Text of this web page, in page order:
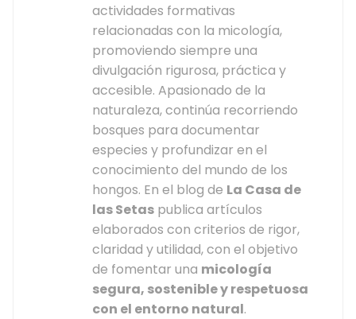
actividades formativas
relacionadas con la micología,
promoviendo siempre una
divulgación rigurosa, práctica y
accesible. Apasionado de la
naturaleza, continúa recorriendo
bosques para documentar
especies y profundizar en el
conocimiento del mundo de los
hongos. En el blog de La Casa de
las Setas publica artículos
elaborados con criterios de rigor,
claridad y utilidad, con el objetivo
de fomentar una micología
segura, sostenible y respetuosa
con el entorno natural.